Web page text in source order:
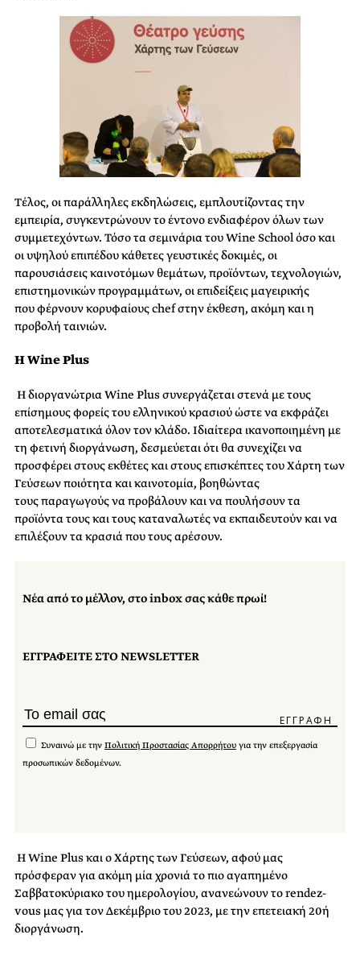
Τέλος, οι παράλληλες εκδηλώσεις, εμπλουτίζοντας την
εμπειρία, συγκεντρώνουν το έντονοενδιαφέρον όλων των
συμμετεχόντων. Τόσο τα σεμινάρια του Wine School όσο και
οιυψηλού επιπέδου κάθετες γευστικές δοκιμές, οι
παρουσιάσεις καινοτόμων θεμάτων, προϊόντων, τεχνολογιών,
επιστημονικών προγραμμάτων, οι επιδείξεις μαγειρικής
πουφέρνουν κορυφαίους chef στην έκθεση, ακόμη και η
προβολή ταινιών.
Η Wine Plus
Η διοργανώτρια Wine Plus συνεργάζεται στενά με τους
επίσημους φορείς του ελληνικούκρασιού ώστε να εκφράζει
αποτελεσματικά όλον τον κλάδο. Ιδιαίτερα ικανοποιημένη με
τη φετινή διοργάνωση, δεσμεύεται ότι θα συνεχίζει να
προσφέρει στους εκθέτες και στους επισκέπτεςτου Χάρτη των
Γεύσεων ποιότητα και καινοτομία, βοηθώντας
τουςπαραγωγούς να προβάλουν και να πουλήσουν τα
προϊόντα τους και τους καταναλωτές ναεκπαιδευτούν και να
επιλέξουν τα κρασιά που τους αρέσουν.
Νέα από το μέλλον, στο inbox σας κάθε πρωί!
ΕΓΓΡΑΦΕΙΤΕ ΣΤΟ NEWSLETTER
Συναινώ με την Πολιτική Προστασίας Απορρήτου για την επεξεργασία
προσωπικών δεδομένων.
Η Wine Plus και ο Χάρτης των Γεύσεων, αφού μας
πρόσφεραν για ακόμη μία χρονιά τοπιο αγαπημένο
Σαββατοκύριακο του ημερολογίου, ανανεώνουν το rendez-
vous μας για τονΔεκέμβριο του 2023, με την επετειακή 20ή
διοργάνωση.